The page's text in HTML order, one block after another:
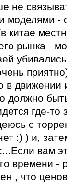
не
моделями -
китае
рынка -
в
должно
где-то
с
:) ) и,
вам
времени -
, что